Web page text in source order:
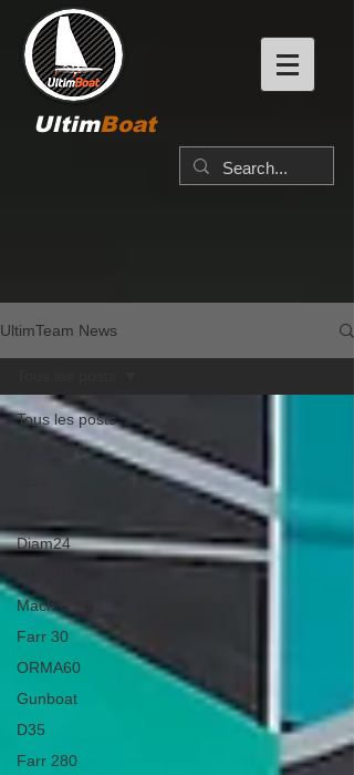
UltimBoat
UltimTeam News
Tous les posts
IMOCA60
Diam24
Mach 6.50
Farr 30
ORMA60
Gunboat
D35
Farr 280